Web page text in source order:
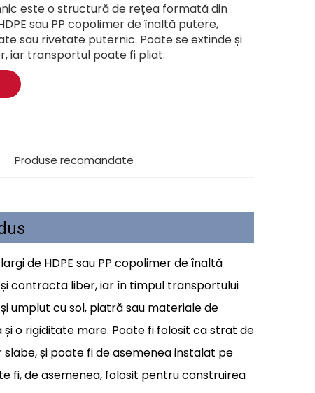
este o structură de rețea formată din
sau PP copolimer de înaltă putere,
sau rivetate puternic. Poate se extinde și
iar transportul poate fi pliat.
Produse recomandate
de HDPE sau PP copolimer de înaltă
contracta liber, iar în timpul transportului
umplut cu sol, piatră sau materiale de
o rigiditate mare. Poate fi folosit ca strat de
și poate fi de asemenea instalat pe
fi, de asemenea, folosit pentru construirea